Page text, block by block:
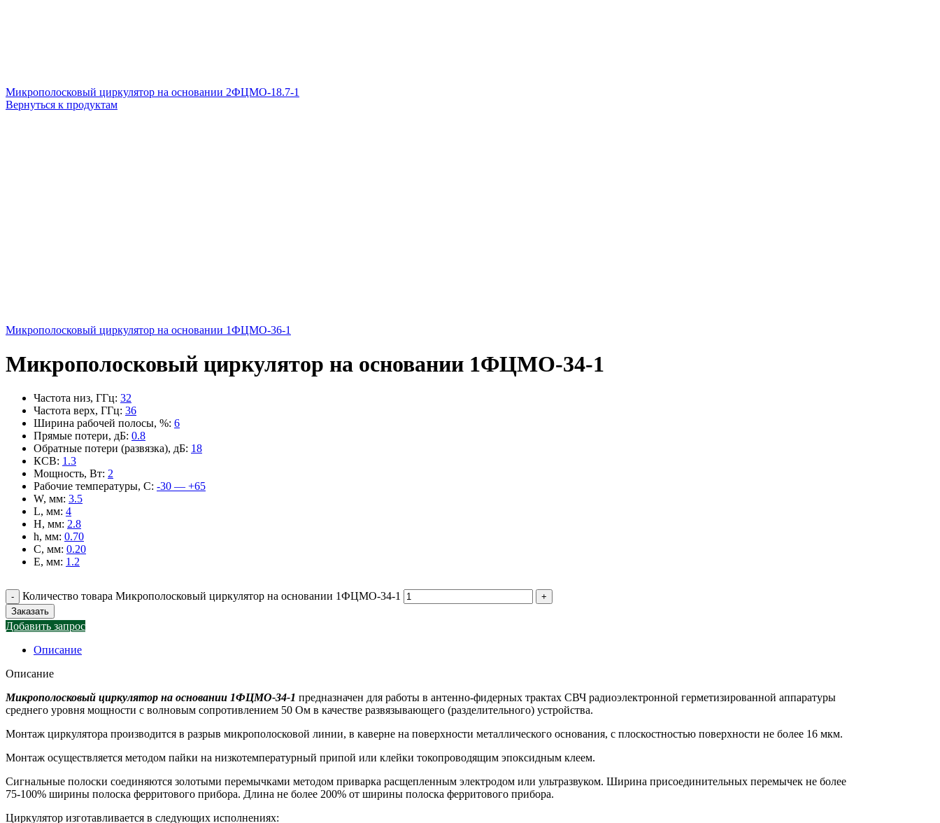
Микрополосковый циркулятор на основании 2ФЦМО-18.7-1
Вернуться к продуктам
Микрополосковый циркулятор на основании 1ФЦМО-36-1
Микрополосковый циркулятор на основании 1ФЦМО-34-1
Частота низ, ГГц: 32
Частота верх, ГГц: 36
Ширина рабочей полосы, %: 6
Прямые потери, дБ: 0.8
Обратные потери (развязка), дБ: 18
КСВ: 1.3
Мощность, Вт: 2
Рабочие температуры, С: -30 — +65
W, мм: 3.5
L, мм: 4
H, мм: 2.8
h, мм: 0.70
C, мм: 0.20
E, мм: 1.2
Количество товара Микрополосковый циркулятор на основании 1ФЦМО-34-1
Заказать
Добавить запрос
Описание
Описание
Микрополосковый циркулятор на основании 1ФЦМО-34-1 предназначен для работы в антенно-фидерных трактах СВЧ радиоэлектронной герметизированной аппаратуры
среднего уровня мощности с волновым сопротивлением 50 Ом в качестве развязывающего (разделительного) устройства.
Монтаж циркулятора производится в разрыв микрополосковой линии, в каверне на поверхности металлического основания, с плоскостностью поверхности не более 16 мкм.
Монтаж осуществляется методом пайки на низкотемпературный припой или клейки токопроводящим эпоксидным клеем.
Сигнальные полоски соединяются золотыми перемычками методом приварка расщепленным электродом или ультразвуком. Ширина присоединительных перемычек не более
75-100% ширины полоска ферритового прибора. Длина не более 200% от ширины полоска ферритового прибора.
Циркулятор изготавливается в следующих исполнениях: